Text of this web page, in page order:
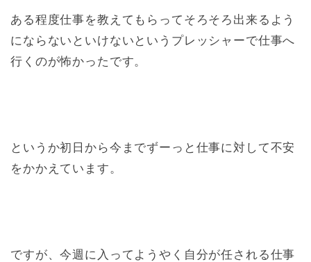
ある程度仕事を教えてもらってそろそろ出来るよう
にならないといけないというプレッシャーで仕事へ
行くのが怖かったです。
というか初日から今までずーっと仕事に対して不安
をかかえています。
ですが、今週に入ってようやく自分が任される仕事